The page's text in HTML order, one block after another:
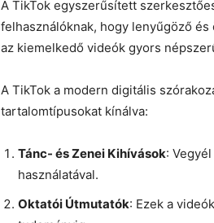
A TikTok egyszerűsített
felhasználóknak, hogy lenyűgöző
az kiemelkedő videók gyors
A TikTok a modern digitális
tartalomtípusokat kínálva:
Tánc- és Zenei Kihívások:
használatával.
Oktatói Útmutatók: Ezek a